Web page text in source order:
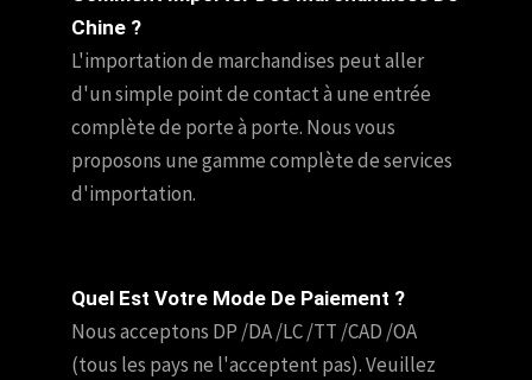
Chine ?
L'importation de marchandises peut aller
d'un simple point de contact à une entrée
complète de porte à porte. Nous vous
proposons une gamme complète de services
d'importation.
Quel Est Votre Mode De Paiement ?
Nous acceptons DP /DA /LC /TT /CAD /OA
(tous les pays ne l'acceptent pas). Veuillez